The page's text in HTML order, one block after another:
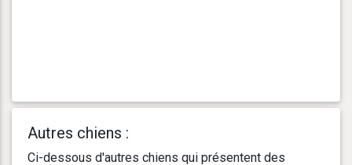
Autres chiens :
Ci-dessous d'autres chiens qui présentent des